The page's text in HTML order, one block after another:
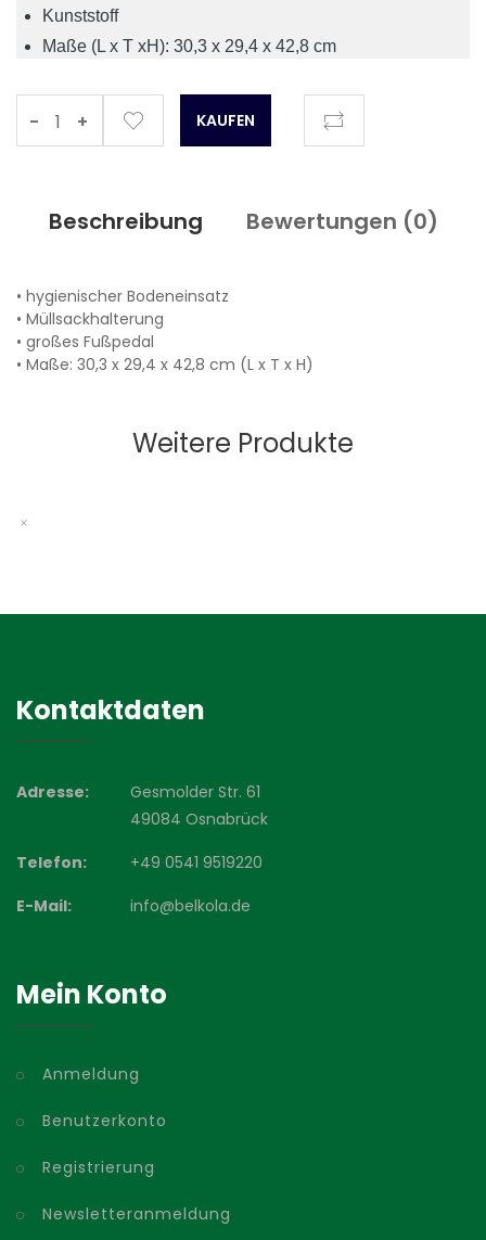
Kunststoff
Maße (L x T xH): 30,3 x 29,4 x 42,8 cm
- +
Beschreibung Bewertungen (0)
• hygienischer Bodeneinsatz
• Müllsackhalterung
• großes Fußpedal
• Maße: 30,3 x 29,4 x 42,8 cm (L x T x H)
Weitere Produkte
Kontaktdaten
Adresse:
Gesmolder Str. 61
49084 Osnabrück
Telefon:
+49 0541 9519220
E-Mail:
info@belkola.de
Mein Konto
Anmeldung
Benutzerkonto
Registrierung
Newsletteranmeldung